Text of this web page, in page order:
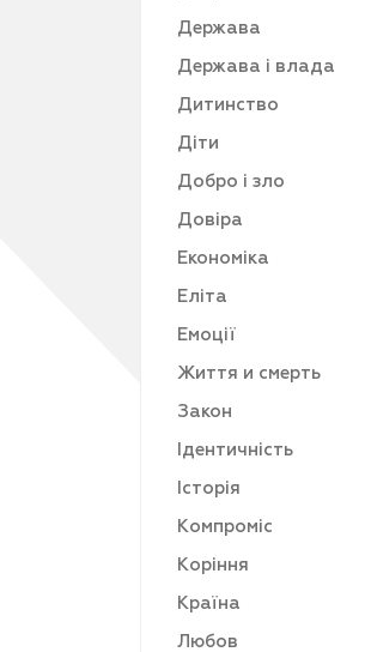
Держава
Держава і влада
Дитинство
Діти
Добро і зло
Довіра
Економіка
Еліта
Емоції
Життя и смерть
Закон
Ідентичність
Історія
Компроміс
Коріння
Країна
Любов